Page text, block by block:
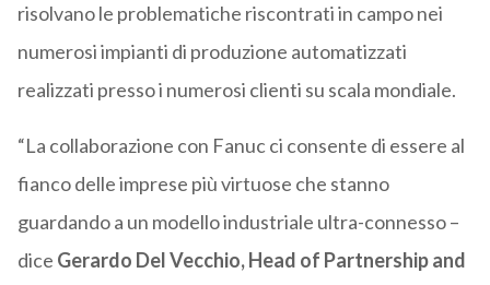
risolvano le problematiche riscontrati in campo nei
numerosi impianti di produzione automatizzati
realizzati presso i numerosi clienti su scala mondiale.
“La collaborazione con Fanuc ci consente di essere al
fianco delle imprese più virtuose che stanno
guardando a un modello industriale ultra-connesso –
dice Gerardo Del Vecchio, Head of Partnership and